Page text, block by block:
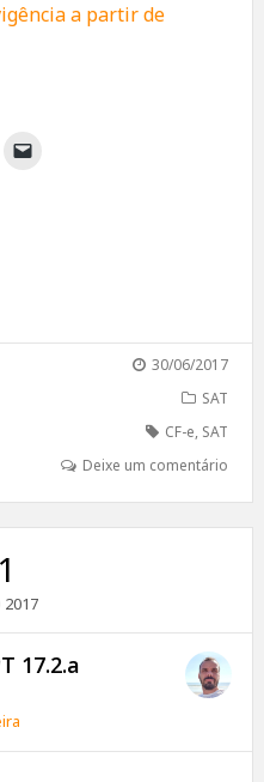
a partir de
30/06/2017
SAT
CF-e, SAT
Deixe um comentário
2017
17.2.a